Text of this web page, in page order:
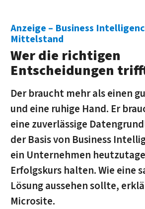
Business
Mittelstand
Wer die richtigen
Entscheidungen
Der braucht mehr als einen
und eine ruhige Hand. Er
eine zuverlässige
der Basis von Business
ein Unternehmen
Erfolgskurs halten. Wie eine
Lösung aussehen sollte,
Microsite.